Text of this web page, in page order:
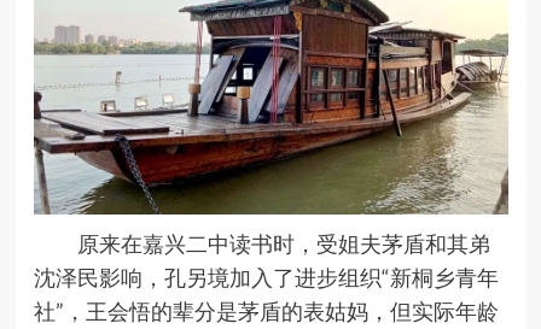
原来在嘉兴二中读书时，受姐夫茅盾和其弟
沈泽民影响，孔另境加入了进步组织“新桐乡青年
社”，王会悟的辈分是茅盾的表姑妈，但实际年龄